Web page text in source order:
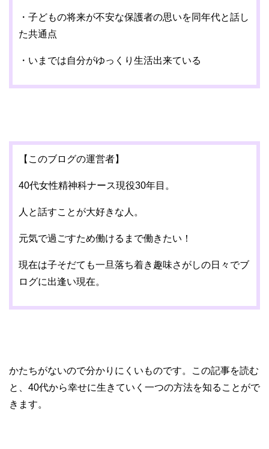
・子どもの将来が不安な保護者の思いを同年代と話し
た共通点
・いまでは自分がゆっくり生活出来ている
【このブログの運営者】
40代女性精神科ナース現役30年目。
人と話すことが大好きな人。
元気で過ごすため働けるまで働きたい！
現在は子そだても一旦落ち着き趣味さがしの日々でブ
ログに出逢い現在。
かたちがないので分かりにくいものです。この記事を読む
と、40代から幸せに生きていく一つの方法を知ることがで
きます。